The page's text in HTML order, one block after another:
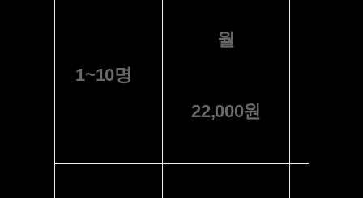
1~10명
월
22,000원